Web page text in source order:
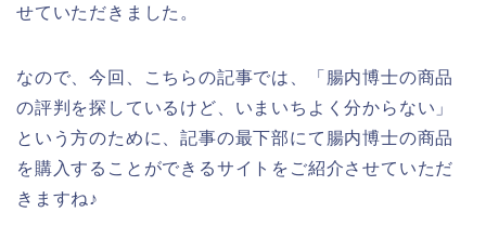
せていただきました。
なので、今回、こちらの記事では、「腸内博士の商品
の評判を探しているけど、いまいちよく分からない」
という方のために、記事の最下部にて腸内博士の商品
を購入することができるサイトをご紹介させていただ
きますね♪